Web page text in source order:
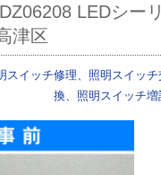
LEDシー
津区
スイッチ修理、照明スイッチ
換、照明スイッチ増